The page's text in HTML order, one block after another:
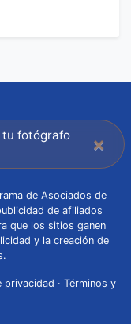
tu fotógrafo
×
de Asociados de
de afiliados
que los sitios ganen
y la creación de
privacidad · Términos y